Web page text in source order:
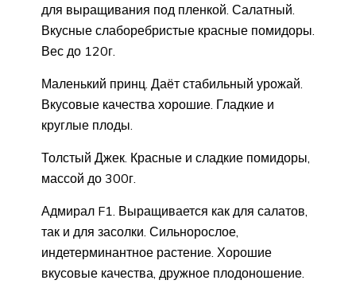
для выращивания под пленкой. Салатный.
Вкусные слаборебристые красные помидоры.
Вес до 120г.
Маленький принц. Даёт стабильный урожай.
Вкусовые качества хорошие. Гладкие и
круглые плоды.
Толстый Джек. Красные и сладкие помидоры,
массой до 300г.
Адмирал F1. Выращивается как для салатов,
так и для засолки. Сильнорослое,
индетерминантное растение. Хорошие
вкусовые качества, дружное плодоношение.